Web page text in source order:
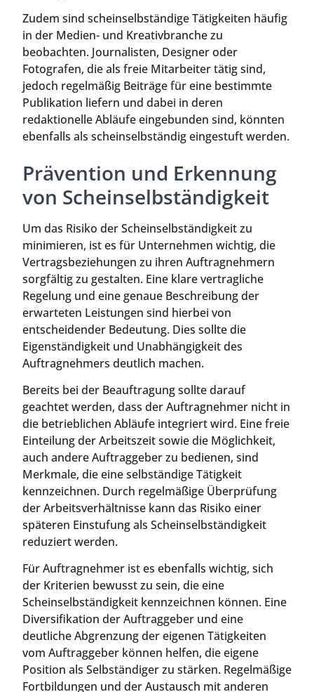
Zudem sind scheinselbständige Tätigkeiten häufig
in der Medien- und Kreativbranche zu
beobachten. Journalisten, Designer oder
Fotografen, die als freie Mitarbeiter tätig sind,
jedoch regelmäßig Beiträge für eine bestimmte
Publikation liefern und dabei in deren
redaktionelle Abläufe eingebunden sind, könnten
ebenfalls als scheinselbständig eingestuft werden.
Prävention und Erkennung
von Scheinselbständigkeit
Um das Risiko der Scheinselbständigkeit zu
minimieren, ist es für Unternehmen wichtig, die
Vertragsbeziehungen zu ihren Auftragnehmern
sorgfältig zu gestalten. Eine klare vertragliche
Regelung und eine genaue Beschreibung der
erwarteten Leistungen sind hierbei von
entscheidender Bedeutung. Dies sollte die
Eigenständigkeit und Unabhängigkeit des
Auftragnehmers deutlich machen.
Bereits bei der Beauftragung sollte darauf
geachtet werden, dass der Auftragnehmer nicht in
die betrieblichen Abläufe integriert wird. Eine freie
Einteilung der Arbeitszeit sowie die Möglichkeit,
auch andere Auftraggeber zu bedienen, sind
Merkmale, die eine selbständige Tätigkeit
kennzeichnen. Durch regelmäßige Überprüfung
der Arbeitsverhältnisse kann das Risiko einer
späteren Einstufung als Scheinselbständigkeit
reduziert werden.
Für Auftragnehmer ist es ebenfalls wichtig, sich
der Kriterien bewusst zu sein, die eine
Scheinselbständigkeit kennzeichnen können. Eine
Diversifikation der Auftraggeber und eine
deutliche Abgrenzung der eigenen Tätigkeiten
vom Auftraggeber können helfen, die eigene
Position als Selbständiger zu stärken. Regelmäßige
Fortbildungen und der Austausch mit anderen